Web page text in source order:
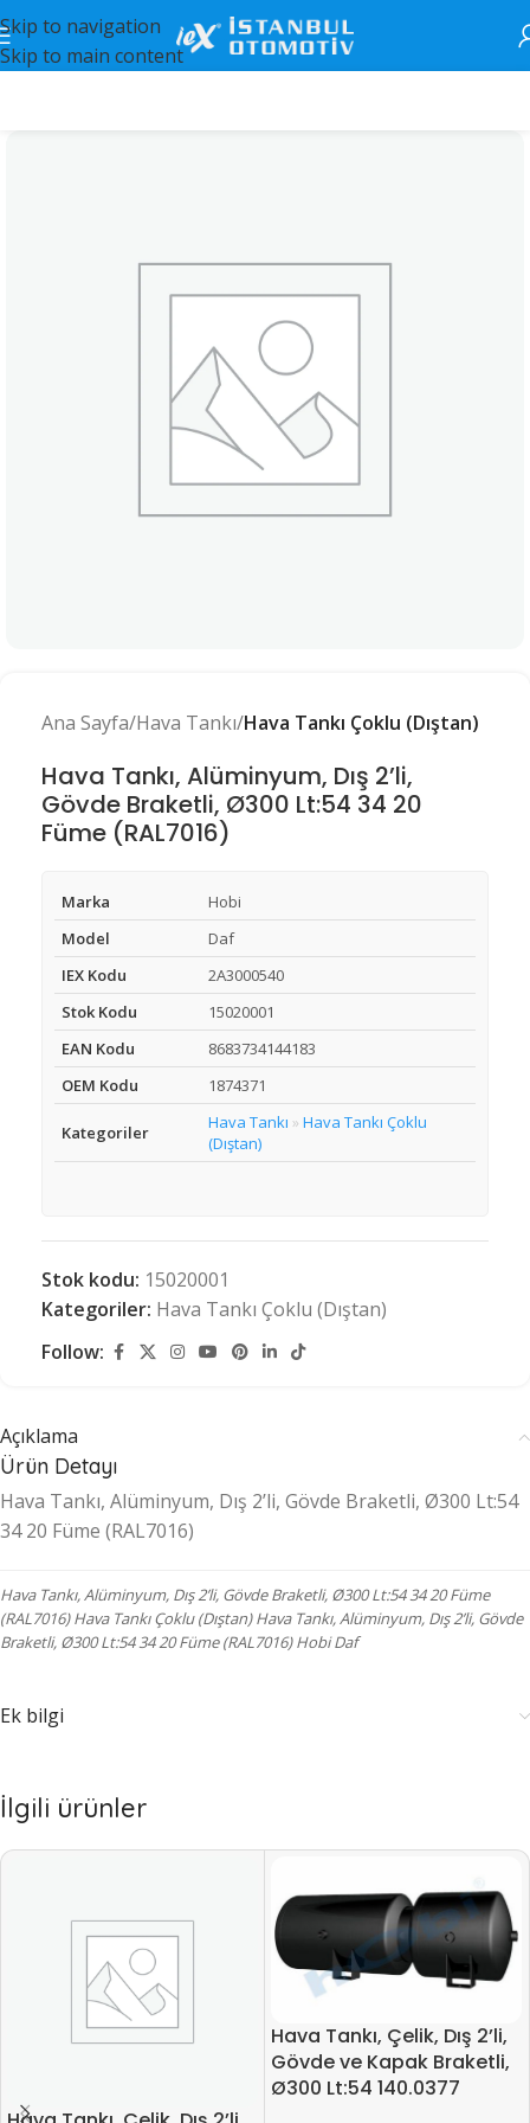
Skip to navigation
Skip to main content
Ana Sayfa Hava Tankı Hava Tankı Çoklu (Dıştan)
Hava Tankı, Alüminyum, Dış 2’li,
Gövde Braketli, Ø300 Lt:54 34 20
Füme (RAL7016)
Marka
Hobi
Model
Daf
IEX Kodu
2A3000540
Stok Kodu
15020001
EAN Kodu
8683734144183
OEM Kodu
1874371
Kategoriler Hava Tankı » Hava Tankı Çoklu
(Dıştan)
Stok kodu: 15020001
Kategoriler: Hava Tankı Çoklu (Dıştan)
Follow:
Açıklama
Ürün Detayı
Hava Tankı, Alüminyum, Dış 2’li, Gövde Braketli, Ø300 Lt:54
34 20 Füme (RAL7016)
Hava Tankı, Alüminyum, Dış 2’li, Gövde Braketli, Ø300 Lt:54 34 20 Füme
(RAL7016) Hava Tankı Çoklu (Dıştan) Hava Tankı, Alüminyum, Dış 2’li, Gövde
Braketli, Ø300 Lt:54 34 20 Füme (RAL7016) Hobi Daf
Ek bilgi
İlgili ürünler
Hava Tankı, Çelik, Dış 2’li,
Gövde ve Kapak Braketli,
Ø300 Lt:54 140.0377